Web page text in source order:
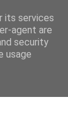
its services
agent are
security
usage